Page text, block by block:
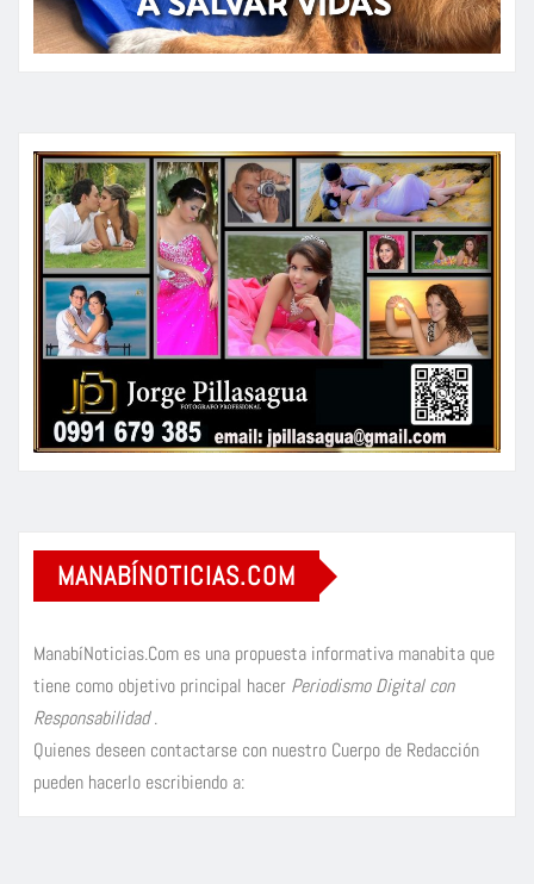
MANABÍNOTICIAS.COM
ManabíNoticias.Com es una propuesta informativa manabita que
tiene como objetivo principal hacer Periodismo Digital con
Responsabilidad.
Quienes deseen contactarse con nuestro Cuerpo de Redacción
pueden hacerlo escribiendo a: